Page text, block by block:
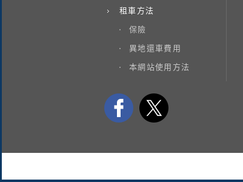
租車方法
保險
異地還車費用
本網站使用方法